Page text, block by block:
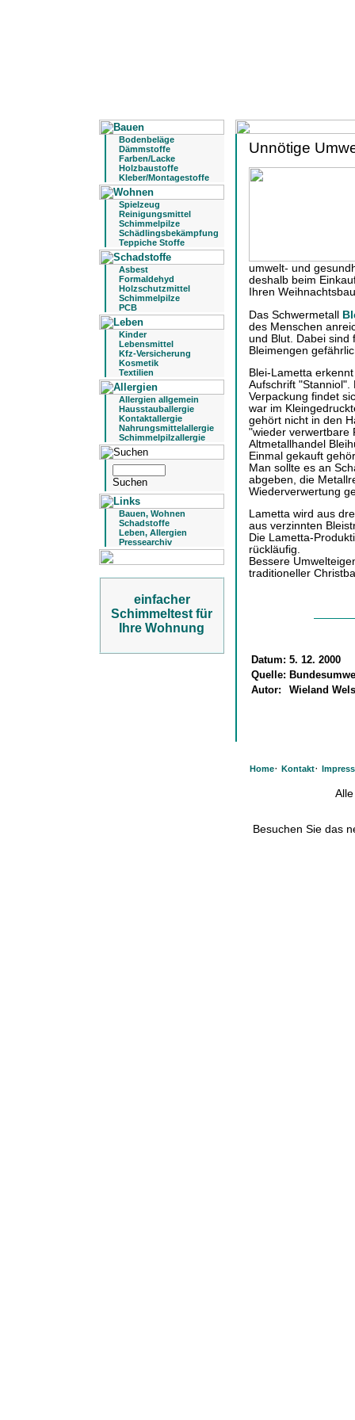
Bodenbeläge
Dämmstoffe
Farben/Lacke
Holzbaustoffe
Kleber/Montagestoffe
Spielzeug
Reinigungsmittel
Schimmelpilze
Schädlingsbekämpfung
Teppiche Stoffe
Asbest
Formaldehyd
Holzschutzmittel
Schimmelpilze
PCB
Kinder
Lebensmittel
Kfz-Versicherung
Kosmetik
Textilien
Allergien allgemein
Hausstauballergie
Kontaktallergie
Nahrungsmittelallergie
Schimmelpilzallergie
Bauen, Wohnen
Schadstoffe
Leben, Allergien
Pressearchiv
einfacher
Schimmeltest für
Ihre Wohnung
Unnötige
umwelt- und
deshalb beim
Ihren
Das Schwermetall
des Menschen
und Blut. Dabei sind
Bleimengen
Blei-Lametta
Aufschrift "Stanniol".
Verpackung findet
war im
gehört nicht in den
"wieder verwertbare
Altmetallhandel
Einmal gekauft
Man sollte es an
abgeben, die
Wiederverwertung
Lametta wird aus
aus verzinnten
Die Lametta-
rückläufig.
Bessere
traditioneller
Datum: 5. 12. 2000
Quelle:
Autor:
Wieland
Home· Kontakt·
Besuchen Sie das